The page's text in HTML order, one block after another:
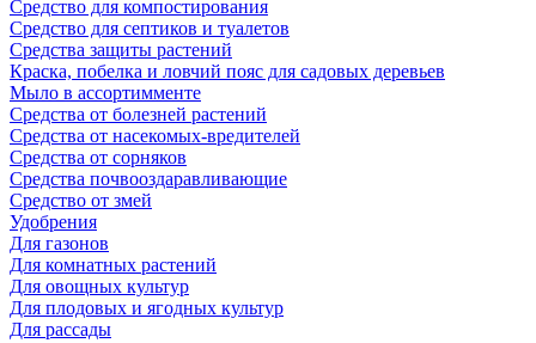
Средство для компостирования
Средство для септиков и туалетов
Средства защиты растений
Краска, побелка и ловчий пояс для садовых деревьев
Мыло в ассортимменте
Средства от болезней растений
Средства от насекомых-вредителей
Средства от сорняков
Средства почвооздаравливающие
Средство от змей
Удобрения
Для газонов
Для комнатных растений
Для овощных культур
Для плодовых и ягодных культур
Для рассады